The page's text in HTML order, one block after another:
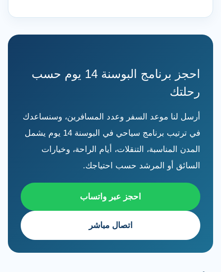
احجز برنامج البوسنة 14 يوم حسب
رحلتك
أرسل لنا موعد السفر وعدد المسافرين، وسنساعدك
في ترتيب برنامج سياحي في البوسنة 14 يوم يشمل
المدن المناسبة، التنقلات، أيام الراحة، وخيارات
السائق أو المرشد حسب احتياجك.
احجز عبر واتساب
اتصال مباشر